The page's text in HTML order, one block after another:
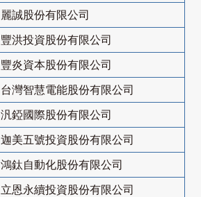
麗誠股份有限公司
豐洪投資股份有限公司
豐炎資本股份有限公司
台灣智慧電能股份有限公司
汎錏國際股份有限公司
迦美五號投資股份有限公司
鴻鈦自動化股份有限公司
立恩永續投資股份有限公司